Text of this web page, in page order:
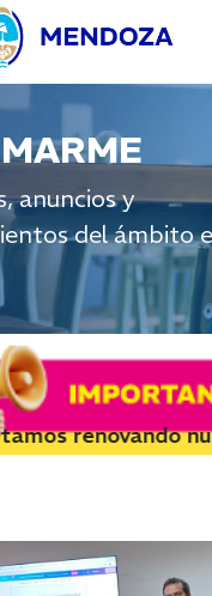
anuncios y
del ámbito
renovando